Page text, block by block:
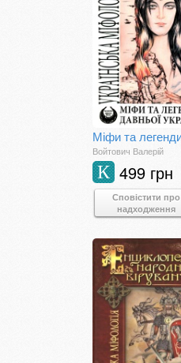
Войтович Валерій
499 грн
К
Сповістити про
надходження